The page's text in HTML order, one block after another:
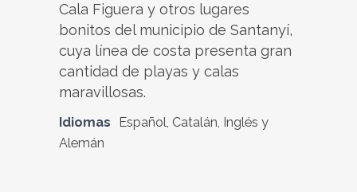
Cala Figuera y otros lugares
bonitos del municipio de Santanyí,
cuya línea de costa presenta gran
cantidad de playas y calas
maravillosas.
Idiomas
Español, Catalán, Inglés y
Alemán